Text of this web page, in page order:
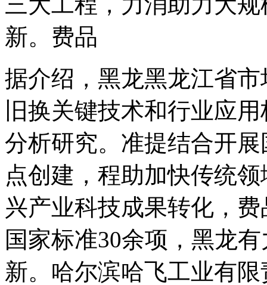
新。费品
据介绍，黑龙黑龙江省
旧换关键技术和行业应
分析研究。准提结合开
点创建，程助加快传统
兴产业科技成果转化，
国家标准30余项，黑龙
新。哈尔滨哈飞工业有